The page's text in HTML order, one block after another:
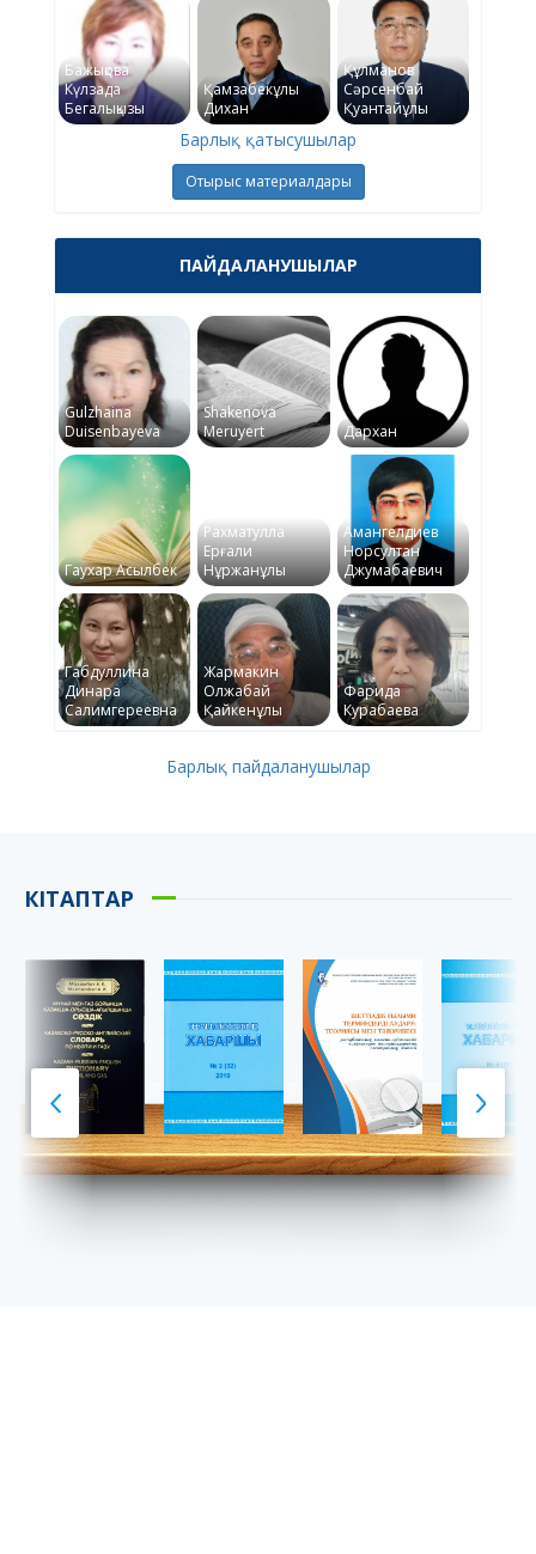
Бажықова
Күлзада
Бегалықызы
Қамзабекұлы
Дихан
Құлманов
Сәрсенбай
Қуантайұлы
Барлық қатысушылар
Отырыс материалдары
ПАЙДАЛАНУШЫЛАР
Gulzhaina
Duisenbayeva
Shakenova
Meruyert
Дархан
Гаухар Асылбек
Рахматулла
Ерғали
Нұржанұлы
Амангелдиев
Норсултан
Джумабаевич
Габдуллина
Динара
Салимгереевна
Жармакин
Олжабай
Қайкенұлы
Фарида
Курабаева
Барлық пайдаланушылар
КІТАПТАР